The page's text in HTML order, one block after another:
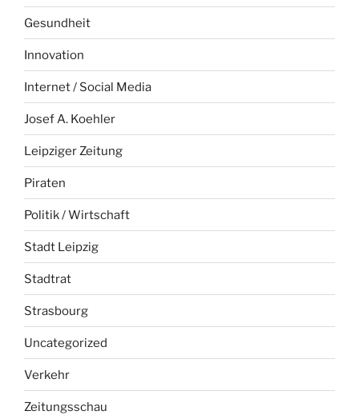
Gesundheit
Innovation
Internet / Social Media
Josef A. Koehler
Leipziger Zeitung
Piraten
Politik / Wirtschaft
Stadt Leipzig
Stadtrat
Strasbourg
Uncategorized
Verkehr
Zeitungsschau